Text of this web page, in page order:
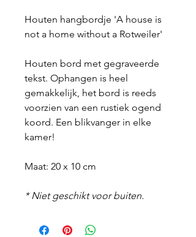
Houten hangbordje 'A house is
not a home without a Rotweiler'
Houten bord met gegraveerde
tekst. Ophangen is heel
gemakkelijk, het bord is reeds
voorzien van een rustiek ogend
koord. Een blikvanger in elke
kamer!
Maat: 20 x 10 cm
* Niet geschikt voor buiten.